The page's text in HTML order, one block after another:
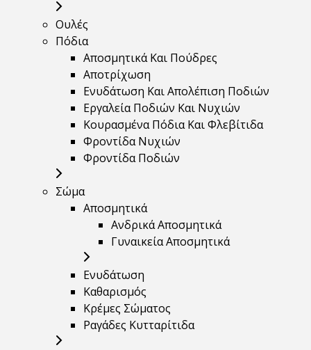
Ουλές
Πόδια
Αποσμητικά Και Πούδρες
Αποτρίχωση
Ενυδάτωση Και Απολέπιση Ποδιών
Εργαλεία Ποδιών Και Νυχιών
Κουρασμένα Πόδια Και Φλεβίτιδα
Φροντίδα Νυχιών
Φροντίδα Ποδιών
Σώμα
Αποσμητικά
Ανδρικά Αποσμητικά
Γυναικεία Αποσμητικά
Ενυδάτωση
Καθαρισμός
Κρέμες Σώματος
Ραγάδες Κυτταρίτιδα